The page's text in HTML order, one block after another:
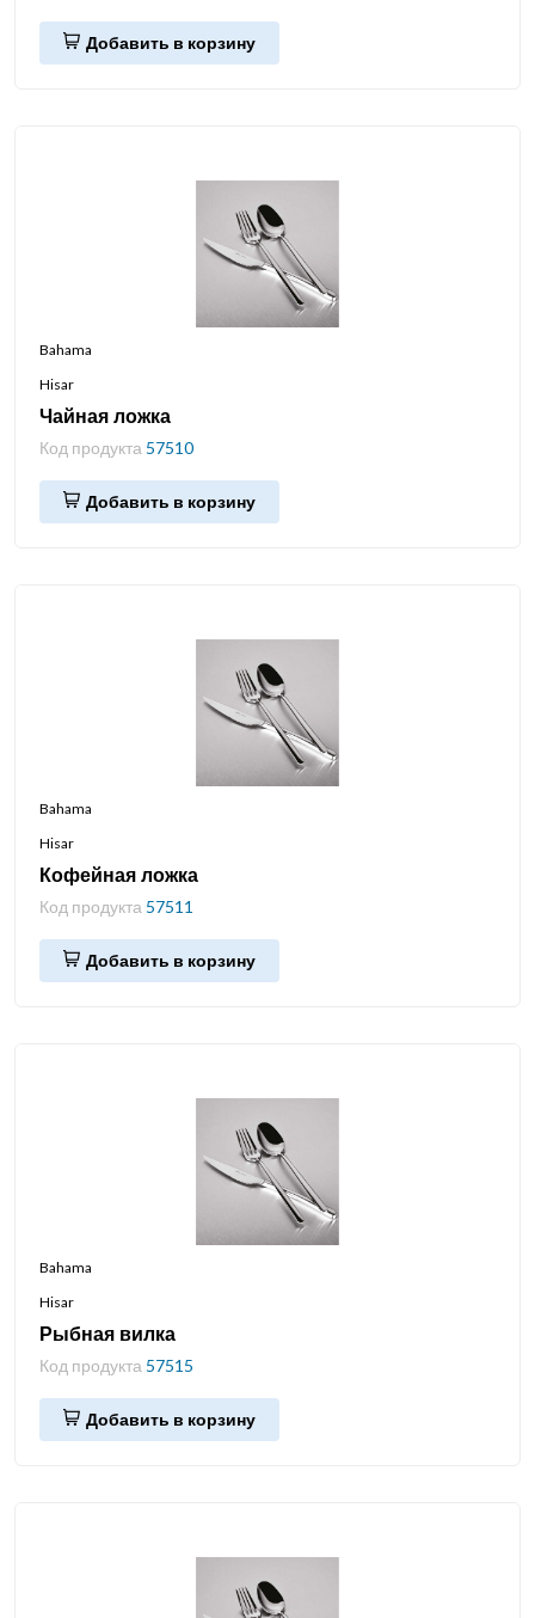
Добавить в корзину
Bahama
Hisar
Чайная ложка
Код продукта 57510
Добавить в корзину
Bahama
Hisar
Кофейная ложка
Код продукта 57511
Добавить в корзину
Bahama
Hisar
Рыбная вилка
Код продукта 57515
Добавить в корзину